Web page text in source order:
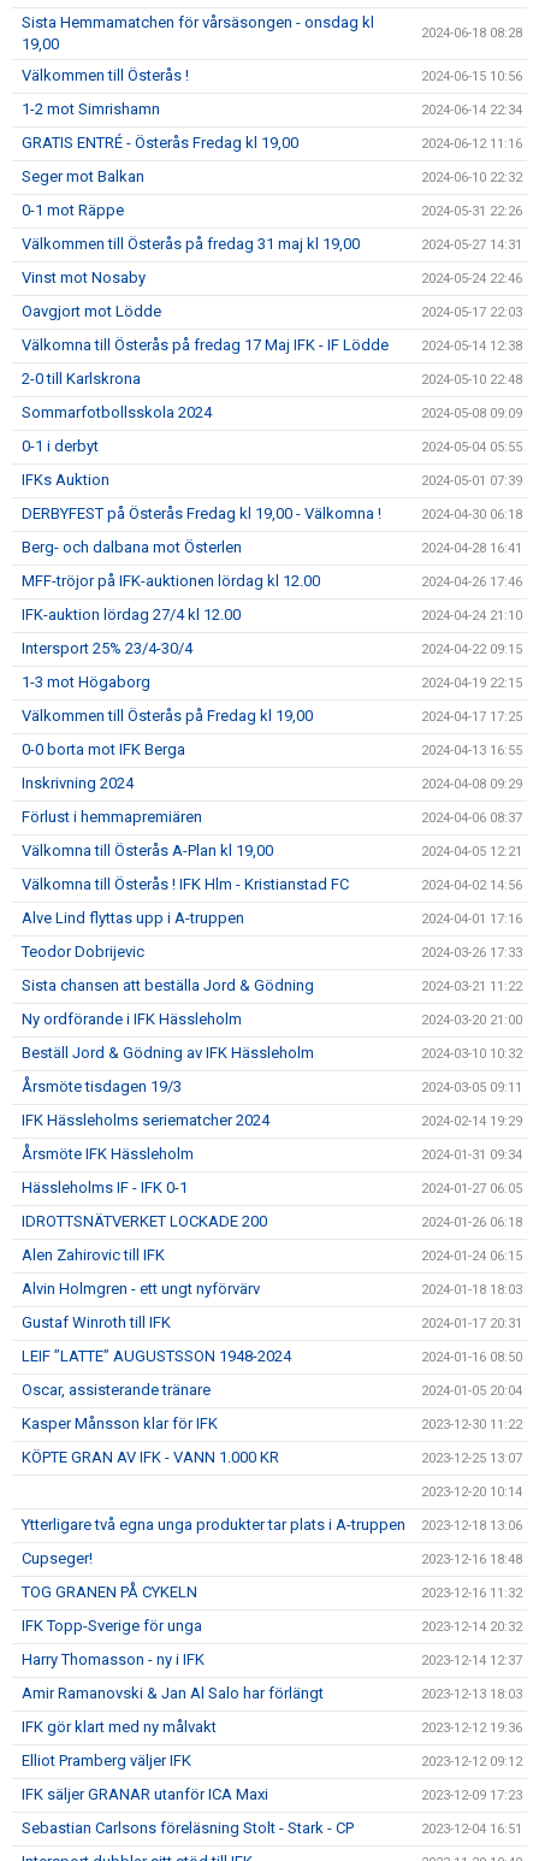
Sista Hemmamatchen för vårsäsongen - onsdag kl
19,00
2024-06-18 08:28
Välkommen till Österås ! 2024-06-15 10:56
1-2 mot Simrishamn 2024-06-14 22:34
GRATIS ENTRÉ - Österås Fredag kl 19,00 2024-06-12 11:16
Seger mot Balkan 2024-06-10 22:32
0-1 mot Räppe 2024-05-31 22:26
Välkommen till Österås på fredag 31 maj kl 19,00 2024-05-27 14:31
Vinst mot Nosaby 2024-05-24 22:46
Oavgjort mot Lödde 2024-05-17 22:03
Välkomna till Österås på fredag 17 Maj IFK - IF Lödde 2024-05-14 12:38
2-0 till Karlskrona 2024-05-10 22:48
Sommarfotbollsskola 2024 2024-05-08 09:09
0-1 i derbyt 2024-05-04 05:55
IFKs Auktion 2024-05-01 07:39
DERBYFEST på Österås Fredag kl 19,00 - Välkomna ! 2024-04-30 06:18
Berg- och dalbana mot Österlen 2024-04-28 16:41
MFF-tröjor på IFK-auktionen lördag kl 12.00 2024-04-26 17:46
IFK-auktion lördag 27/4 kl 12.00 2024-04-24 21:10
Intersport 25% 23/4-30/4 2024-04-22 09:15
1-3 mot Högaborg 2024-04-19 22:15
Välkommen till Österås på Fredag kl 19,00 2024-04-17 17:25
0-0 borta mot IFK Berga 2024-04-13 16:55
Inskrivning 2024 2024-04-08 09:29
Förlust i hemmapremiären 2024-04-06 08:37
Välkomna till Österås A-Plan kl 19,00 2024-04-05 12:21
Välkomna till Österås ! IFK Hlm - Kristianstad FC 2024-04-02 14:56
Alve Lind flyttas upp i A-truppen 2024-04-01 17:16
Teodor Dobrijevic 2024-03-26 17:33
Sista chansen att beställa Jord & Gödning 2024-03-21 11:22
Ny ordförande i IFK Hässleholm 2024-03-20 21:00
Beställ Jord & Gödning av IFK Hässleholm 2024-03-10 10:32
Årsmöte tisdagen 19/3 2024-03-05 09:11
IFK Hässleholms seriematcher 2024 2024-02-14 19:29
Årsmöte IFK Hässleholm 2024-01-31 09:34
Hässleholms IF - IFK 0-1 2024-01-27 06:05
IDROTTSNÄTVERKET LOCKADE 200 2024-01-26 06:18
Alen Zahirovic till IFK 2024-01-24 06:15
Alvin Holmgren - ett ungt nyförvärv 2024-01-18 18:03
Gustaf Winroth till IFK 2024-01-17 20:31
LEIF ”LATTE” AUGUSTSSON 1948-2024 2024-01-16 08:50
Oscar, assisterande tränare 2024-01-05 20:04
Kasper Månsson klar för IFK 2023-12-30 11:22
KÖPTE GRAN AV IFK - VANN 1.000 KR 2023-12-25 13:07
2023-12-20 10:14
Ytterligare två egna unga produkter tar plats i A-truppen 2023-12-18 13:06
Cupseger! 2023-12-16 18:48
TOG GRANEN PÅ CYKELN 2023-12-16 11:32
IFK Topp-Sverige för unga 2023-12-14 20:32
Harry Thomasson - ny i IFK 2023-12-14 12:37
Amir Ramanovski & Jan Al Salo har förlängt 2023-12-13 18:03
IFK gör klart med ny målvakt 2023-12-12 19:36
Elliot Pramberg väljer IFK 2023-12-12 09:12
IFK säljer GRANAR utanför ICA Maxi 2023-12-09 17:23
Sebastian Carlsons föreläsning Stolt - Stark - CP 2023-12-04 16:51